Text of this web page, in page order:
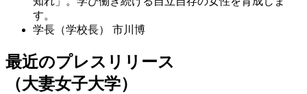
す。
学長（学校長）
市川博
最近のプレスリリース
（大妻女子大学）